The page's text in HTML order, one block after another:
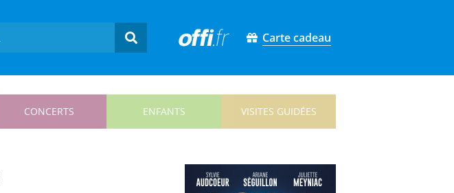
Carte cadeau
CONCERTS ENFANTS VISITES GUIDÉES